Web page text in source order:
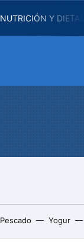
NUTRICIÓN Y
Pescado Yogur